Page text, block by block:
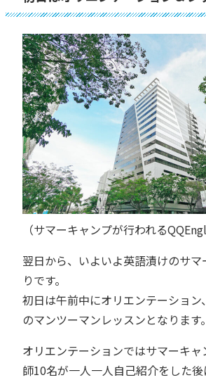
（サマーキャンプが行われる
翌日から、いよいよ英語漬けのサマ
りです。
初日は午前中にオリエンテーション
のマンツーマンレッスンとなります。
オリエンテーションではサマーキ
師10名が一人一人自己紹介をした